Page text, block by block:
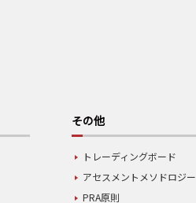
その他
トレーディングボード
アセスメントメソドロジー
PRA原則